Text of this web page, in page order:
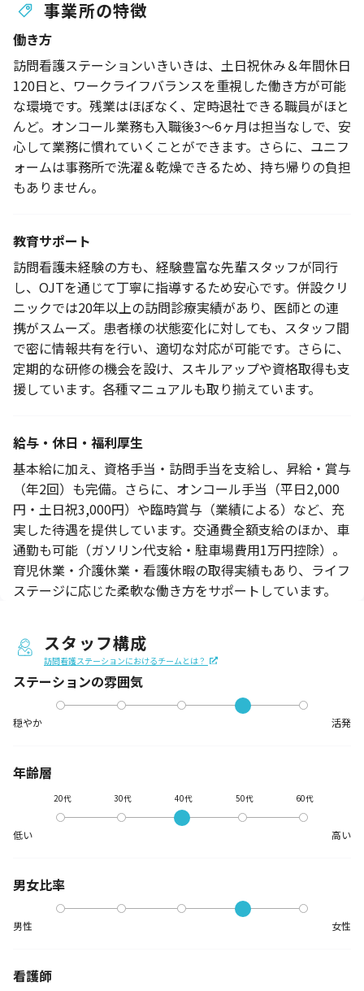
事業所の特徴
働き方
訪問看護ステーションいきいきは、土日祝休み＆年間休日
120日と、ワークライフバランスを重視した働き方が可能
な環境です。残業はほぼなく、定時退社できる職員がほと
んど。オンコール業務も入職後3～6ヶ月は担当なしで、安
心して業務に慣れていくことができます。さらに、ユニフ
ォームは事務所で洗濯＆乾燥できるため、持ち帰りの負担
もありません。
教育サポート
訪問看護未経験の方も、経験豊富な先輩スタッフが同行
し、OJTを通じて丁寧に指導するため安心です。併設クリ
ニックでは20年以上の訪問診療実績があり、医師との連
携がスムーズ。患者様の状態変化に対しても、スタッフ間
で密に情報共有を行い、適切な対応が可能です。さらに、
定期的な研修の機会を設け、スキルアップや資格取得も支
援しています。各種マニュアルも取り揃えています。
給与・休日・福利厚生
基本給に加え、資格手当・訪問手当を支給し、昇給・賞与
（年2回）も完備。さらに、オンコール手当（平日2,000
円・土日祝3,000円）や臨時賞与（業績による）など、充
実した待遇を提供しています。交通費全額支給のほか、車
通勤も可能（ガソリン代支給・駐車場費用1万円控除）。
育児休業・介護休業・看護休暇の取得実績もあり、ライフ
ステージに応じた柔軟な働き方をサポートしています。
スタッフ構成
訪問看護ステーションにおけるチームとは？
ステーションの雰囲気
穏やか 活発
年齢層
低い
20代 30代 40代 50代 60代
高い
男女比率
男性 女性
看護師